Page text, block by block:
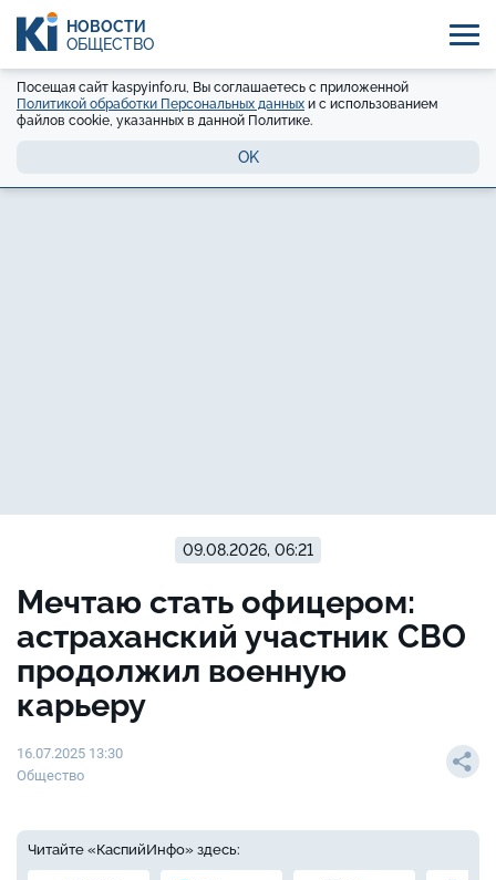
НОВОСТИ
ОБЩЕСТВО
Посещая сайт kaspyinfo.ru, Вы соглашаетесь с приложенной
Политикой обработки Персональных данных и с использованием
файлов cookie, указанных в данной Политике.
OK
09.08.2026, 06:21
Мечтаю стать офицером:
астраханский участник СВО
продолжил военную
карьеру
16.07.2025 13:30
Общество
Читайте «КаспийИнфо» здесь: